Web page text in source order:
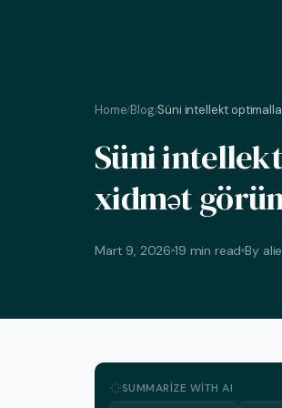
Home/Blog/Süni intellekt
Süni
xidmət
Mart 9, 2026 19 min read By
SUMMARIZE WITH AI